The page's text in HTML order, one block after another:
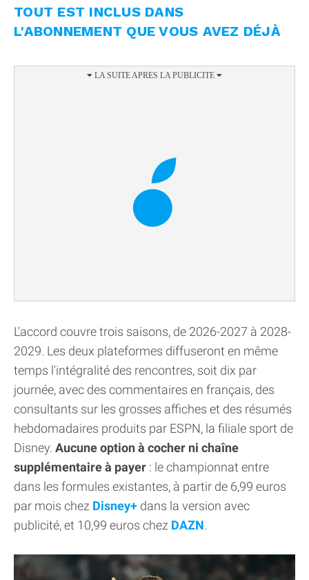
TOUT EST INCLUS DANS
L'ABONNEMENT QUE VOUS AVEZ DÉJÀ
L'accord couvre trois saisons, de 2026-2027 à 2028-
2029. Les deux plateformes diffuseront en même
temps l'intégralité des rencontres, soit dix par
journée, avec des commentaires en français, des
consultants sur les grosses affiches et des résumés
hebdomadaires produits par ESPN, la filiale sport de
Disney. Aucune option à cocher ni chaîne
supplémentaire à payer : le championnat entre
dans les formules existantes, à partir de 6,99 euros
par mois chez Disney+ dans la version avec
publicité, et 10,99 euros chez DAZN.